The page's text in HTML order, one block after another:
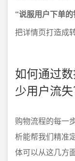
“说服用户下单的
把详情页打造成
如何通过
少用户流失
购物流程的每一
析能帮我们精准
体可以从这几方